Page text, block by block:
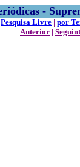
-
Pesquisa Livre | por
Anterior |